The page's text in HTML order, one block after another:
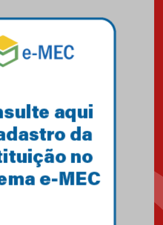
Mackenzie mobiliza campanha
solidária para apoiar famílias em
Minas Gerais
Primeiro culto do ano ressalta o
27.02.2026